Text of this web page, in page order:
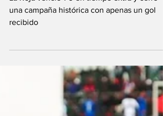
La Roja venció 1-0 en tiempo extra y cerró